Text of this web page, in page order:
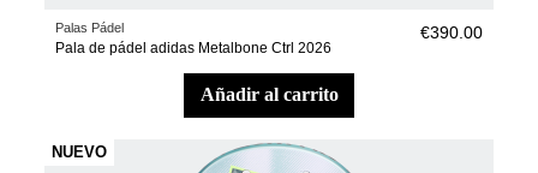
Palas Pádel
Pala de pádel adidas Metalbone Ctrl 2026
€390.00
añadir al carrito
NUEVO